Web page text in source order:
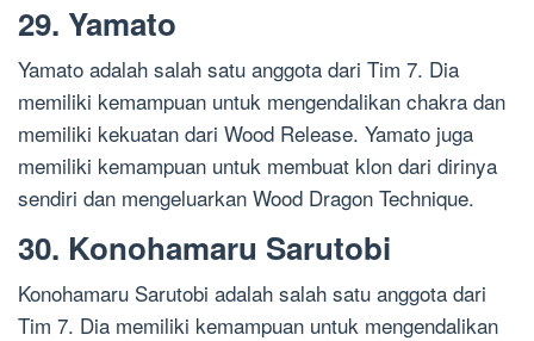
29. Yamato
Yamato adalah salah satu anggota dari Tim 7. Dia
memiliki kemampuan untuk mengendalikan chakra dan
memiliki kekuatan dari Wood Release. Yamato juga
memiliki kemampuan untuk membuat klon dari dirinya
sendiri dan mengeluarkan Wood Dragon Technique.
30. Konohamaru Sarutobi
Konohamaru Sarutobi adalah salah satu anggota dari
Tim 7. Dia memiliki kemampuan untuk mengendalikan